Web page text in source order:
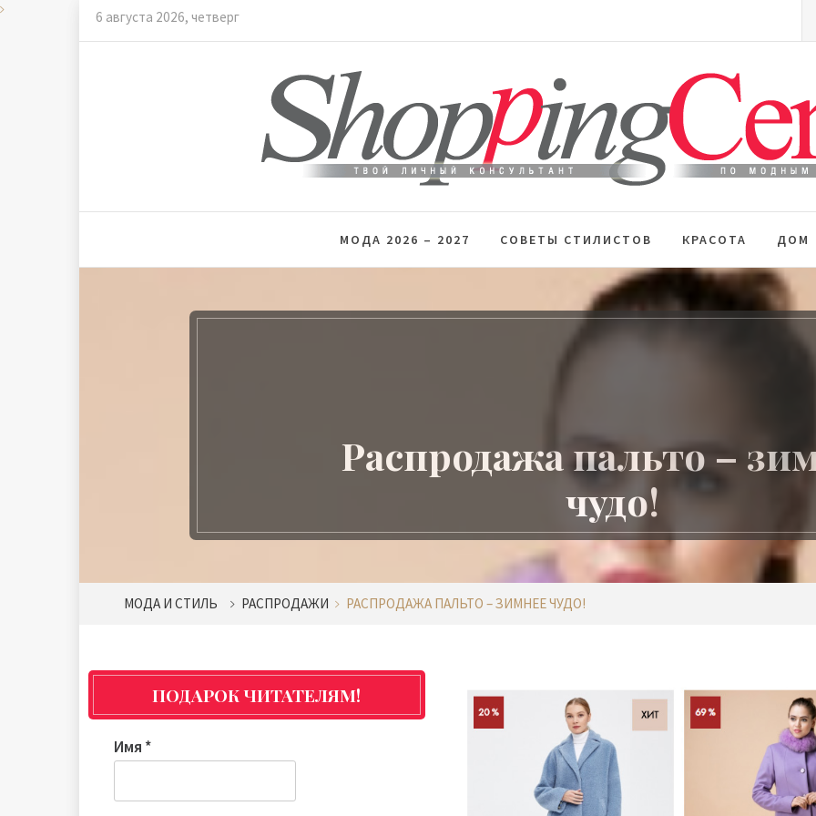
Skip
6 августа 2026, четверг
Мода и стиль
МОДА 2026 – 2027 СОВЕТЫ СТИЛИСТОВ КРАСОТА ДОМ
Распродажа пальто –
чудо!
МОДА И СТИЛЬ РАСПРОДАЖИ РАСПРОДАЖА ПАЛЬТО – ЗИМНЕЕ ЧУДО!
ПОДАРОК ЧИТАТЕЛЯМ!
Имя *